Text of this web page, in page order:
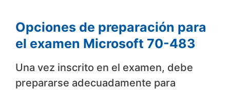
Opciones de preparación para
el examen Microsoft 70-483
Una vez inscrito en el examen, debe
prepararse adecuadamente para